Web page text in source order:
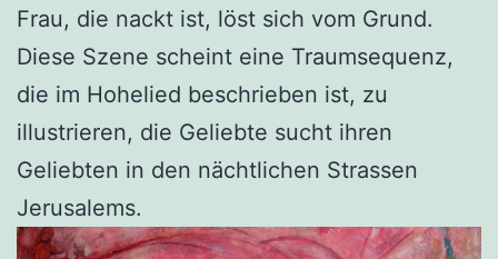
Frau, die nackt ist, löst sich vom Grund.
Diese Szene scheint eine Traumsequenz,
die im Hohelied beschrieben ist, zu
illustrieren, die Geliebte sucht ihren
Geliebten in den nächtlichen Strassen
Jerusalems.